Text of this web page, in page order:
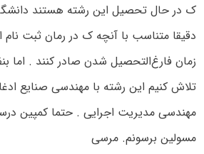
ک در حال تحصیل این رشته هستند
دقیقا متناسب با آنچه ک در رمان ثبت نام
زمان فارغ‌التحصیل شدن صادر کنند . اما
تلاش کنیم این رشته با مهندسی صنایع
مهندسی مدیریت اجرایی . حتما کمپین
مسولین برسونم. مرسی